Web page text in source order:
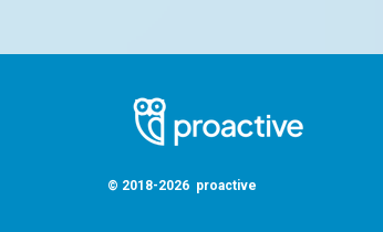
© 2018-2026 proactive